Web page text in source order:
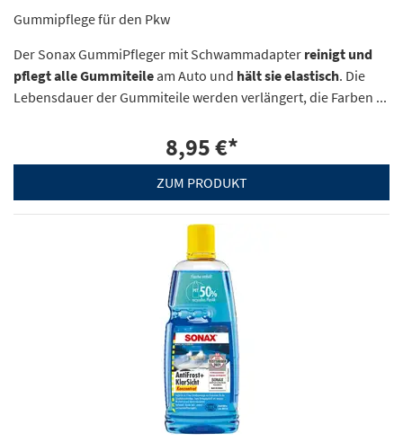
Gummipflege für den Pkw
Der Sonax GummiPfleger mit Schwammadapter reinigt und
pflegt alle Gummiteileam Auto und hält sie elastisch. Die
Lebensdauer der Gummiteile werden verlängert, die Farben ...
8,95 €*
ZUM PRODUKT